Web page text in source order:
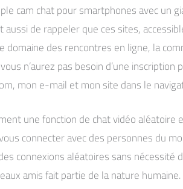
cam chat pour smartphones avec un
aussi de rappeler que ces sites,
domaine des rencontres en ligne, la
n’aurez pas besoin d’une
mon e-mail et mon site dans le
une fonction de chat vidéo
connecter avec des personnes du
connexions aléatoires sans nécessité
amis fait partie de la nature